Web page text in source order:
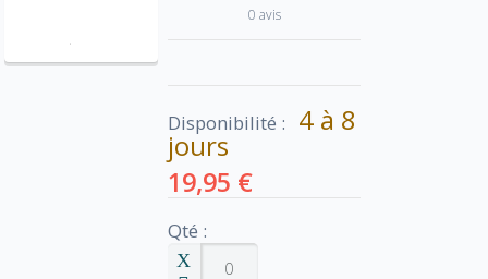
0 avis
Disponibilité : 4 à 8
jours
19,95 €
Qté :